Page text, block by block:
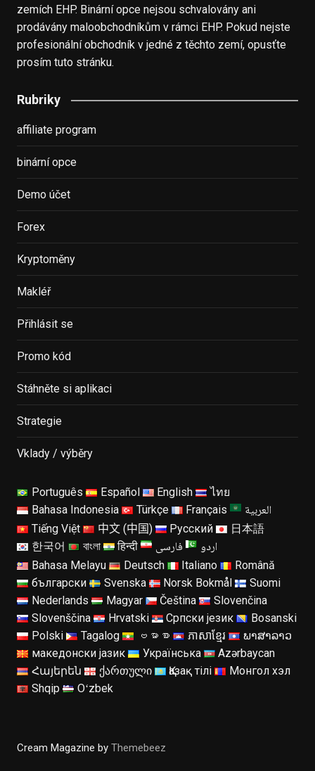
zemích EHP. Binární opce nejsou schvalovány ani
prodávány maloobchodníkům v rámci EHP. Pokud nejste
profesionální obchodník v jedné z těchto zemí, opusťte
prosím tuto stránku.
Rubriky
affiliate program
binární opce
Demo účet
Forex
Kryptoměny
Makléř
Přihlásit se
Promo kód
Stáhněte si aplikaci
Strategie
Vklady / výběry
Português Español English
ไทย
Bahasa Indonesia
Türkçe Français العربية
Tiếng Việt 中文 (中国) Русский
日本語
한국어
বাংলা हिन्दी فارسی اردو
Bahasa Melayu Deutsch Italiano
Română
български
Svenska Norsk Bokmål
Suomi
Nederlands
Magyar Čeština
Slovenčina
Slovenščina
Hrvatski Српски језик
Bosanski
Polski
Tagalog ဗမာစာ ភាសាខ្មែរ
ພາສາລາວ
македонски јазик
Українська
Azərbaycan
Հայերեն
ქართული Қазақ тілі
Монгол хэл
Shqip
Oʻzbek
Cream Magazine by Themebeez